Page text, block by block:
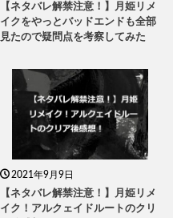
【ネタバレ解禁注意！】月姫リメ
イクをやっとバッドエンドも全部
見たので疑問点を考察してみた
2021年9月9日
【ネタバレ解禁注意！】月姫リメ
イク！アルクェイドルートのクリ